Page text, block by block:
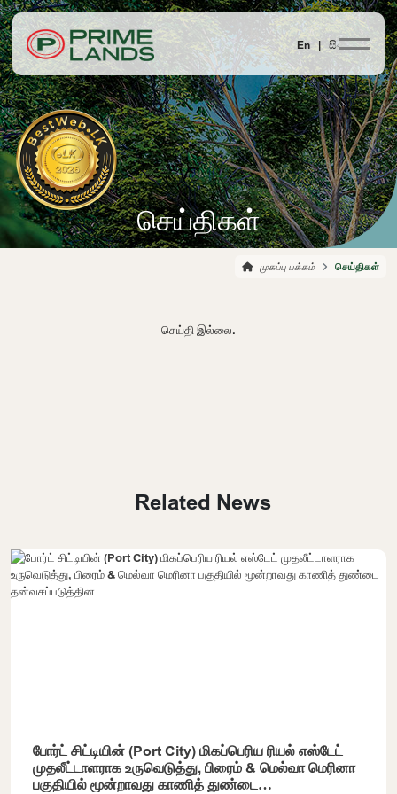
En |සිං
செய்திகள்
முகப்பு பக்கம் செய்திகள்
செய்தி இல்லை.
Related News
போர்ட் சிட்டியின் (Port City) மிகப்பெரிய ரியல் எஸ்டேட்
முதலீட்டாளராக உருவெடுத்து, பிரைம் & மெல்வா மெரினா
பகுதியில் மூன்றாவது காணித் துண்டை